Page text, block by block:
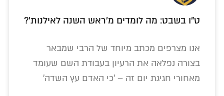
ט"ו בשבט: מה לומדים מ'ראש השנה לאילנות'?
אנו מצרפים מכתב מיוחד של הרבי שמבאר
בצורה נפלאה את הרעיון בעבודת השם שעומד
מאחורי חגיגת יום זה – 'כי האדם עץ השדה'